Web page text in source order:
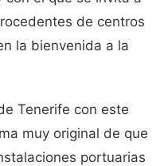
de centros
la bienvenida a la
Tenerife con este
muy original de que
portuarias